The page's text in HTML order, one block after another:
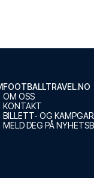
FOOTBALLTRAVEL.NO
OM OSS
KONTAKT
BILLETT- OG
MELD DEG PÅ